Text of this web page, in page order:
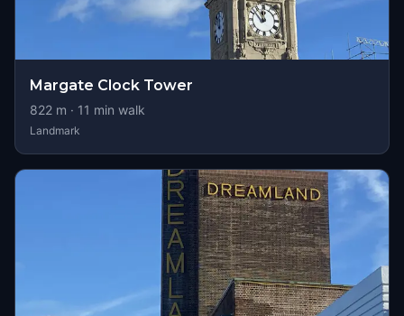
Margate Clock Tower
822 m · 11 min walk
Landmark